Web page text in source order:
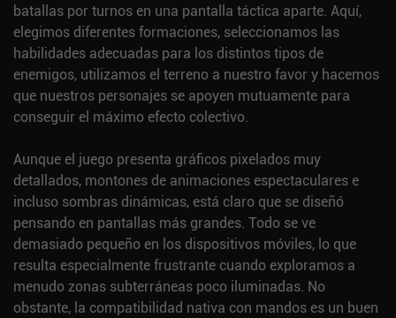
batallas por turnos en una pantalla táctica aparte. Aquí,
elegimos diferentes formaciones, seleccionamos las
habilidades adecuadas para los distintos tipos de
enemigos, utilizamos el terreno a nuestro favor y hacemos
que nuestros personajes se apoyen mutuamente para
conseguir el máximo efecto colectivo.
Aunque el juego presenta gráficos pixelados muy
detallados, montones de animaciones espectaculares e
incluso sombras dinámicas, está claro que se diseñó
pensando en pantallas más grandes. Todo se ve
demasiado pequeño en los dispositivos móviles, lo que
resulta especialmente frustrante cuando exploramos a
menudo zonas subterráneas poco iluminadas. No
obstante, la compatibilidad nativa con mandos es un buen